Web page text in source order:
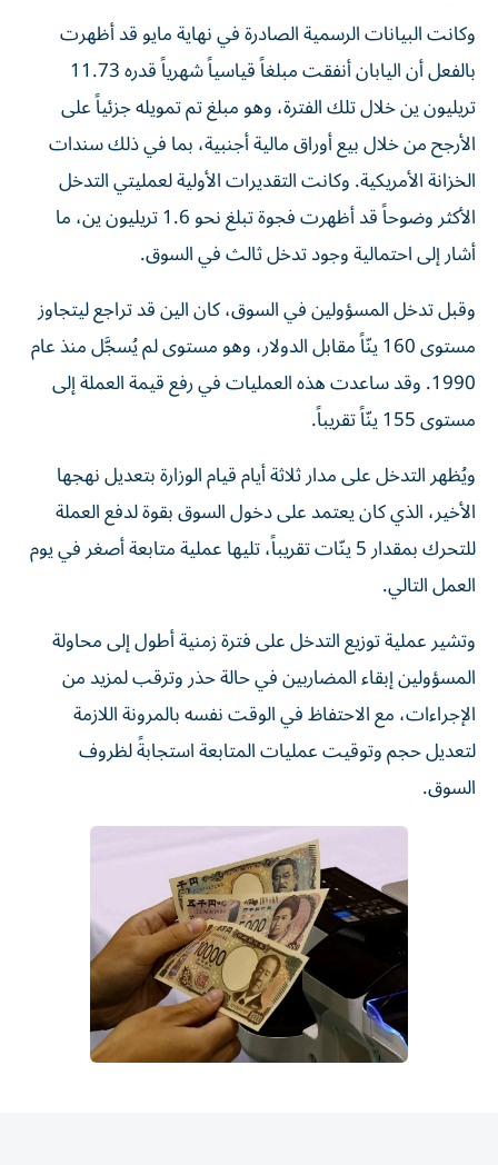
وكانت البيانات الرسمية الصادرة في نهاية مايو قد أظهرت
بالفعل أن اليابان أنفقت مبلغاً قياسياً شهرياً قدره 11.73
تريليون ين خلال تلك الفترة، وهو مبلغ تم تمويله جزئياً على
الأرجح من خلال بيع أوراق مالية أجنبية، بما في ذلك سندات
الخزانة الأمريكية. وكانت التقديرات الأولية لعمليتي التدخل
الأكثر وضوحاً قد أظهرت فجوة تبلغ نحو 1.6 تريليون ين، ما
أشار إلى احتمالية وجود تدخل ثالث في السوق.
وقبل تدخل المسؤولين في السوق، كان الين قد تراجع ليتجاوز
مستوى 160 ينّاً مقابل الدولار، وهو مستوى لم يُسجَّل منذ عام
1990. وقد ساعدت هذه العمليات في رفع قيمة العملة إلى
مستوى 155 ينّاً تقريباً.
ويُظهر التدخل على مدار ثلاثة أيام قيام الوزارة بتعديل نهجها
الأخير، الذي كان يعتمد على دخول السوق بقوة لدفع العملة
للتحرك بمقدار 5 ينّات تقريباً، تليها عملية متابعة أصغر في يوم
العمل التالي.
وتشير عملية توزيع التدخل على فترة زمنية أطول إلى محاولة
المسؤولين إبقاء المضاربين في حالة حذر وترقب لمزيد من
الإجراءات، مع الاحتفاظ في الوقت نفسه بالمرونة اللازمة
لتعديل حجم وتوقيت عمليات المتابعة استجابةً لظروف
السوق.